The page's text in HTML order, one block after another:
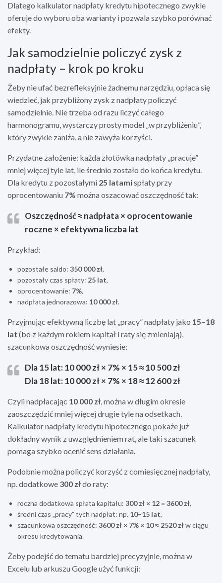
Dlatego kalkulator nadpłaty kredytu hipotecznego zwykle
oferuje do wyboru oba warianty i pozwala szybko porównać
efekty.
Jak samodzielnie policzyć zysk z
nadpłaty – krok po kroku
Żeby nie ufać bezrefleksyjnie żadnemu narzędziu, opłaca się
wiedzieć, jak przybliżony zysk z nadpłaty policzyć
samodzielnie. Nie trzeba od razu liczyć całego
harmonogramu, wystarczy prosty model „w przybliżeniu”,
który zwykle zaniża, a nie zawyża korzyści.
Przydatne założenie: każda złotówka nadpłaty „pracuje”
mniej więcej tyle lat, ile średnio zostało do końca kredytu.
Dla kredytu z pozostałymi 25 latamispłaty przy
oprocentowaniu 7% można oszacować oszczędność tak:
Oszczędność ≈ nadpłata × oprocentowanie
roczne × efektywna liczba lat
Przykład:
pozostałe saldo: 350 000 zł,
pozostały czas spłaty: 25 lat,
oprocentowanie: 7%,
nadpłata jednorazowa: 10 000 zł.
Przyjmując efektywną liczbę lat „pracy” nadpłaty jako 15–18
lat (bo z każdym rokiem kapitał i raty się zmieniają),
szacunkowa oszczędność wyniesie:
Dla 15 lat: 10 000 zł × 7% × 15 ≈10 500 zł
Dla 18 lat: 10 000 zł × 7% × 18 ≈12 600 zł
Czyli nadpłacając 10 000 zł, można w długim okresie
zaoszczędzić mniej więcej drugie tyle na odsetkach.
Kalkulator nadpłaty kredytu hipotecznego pokaże już
dokładny wynik z uwzględnieniem rat, ale taki szacunek
pomaga szybko ocenić sens działania.
Podobnie można policzyć korzyść z comiesięcznej nadpłaty,
np. dodatkowe 300 złdo raty:
roczna dodatkowa spłata kapitału: 300 zł × 12 = 3600 zł,
średni czas „pracy” tych nadpłat: np. 10–15 lat,
szacunkowa oszczędność: 3600 zł × 7% × 10 ≈ 2520 złw ciągu
okresu kredytowania.
Żeby podejść do tematu bardziej precyzyjnie, można w
Excelu lub arkuszu Google użyć funkcji: